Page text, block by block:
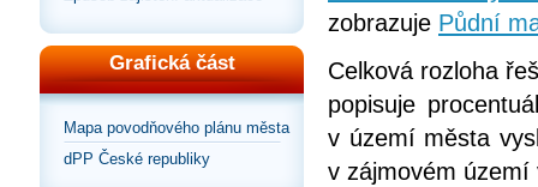
Grafická část
Mapa povodňového plánu města
dPP České republiky
zobrazuje Půdní
Celková rozloha
popisuje
v území města
v zájmovém